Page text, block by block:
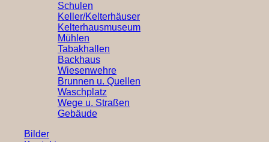
Schulen
Keller/Kelterhäuser
Kelterhausmuseum
Mühlen
Tabakhallen
Backhaus
Wiesenwehre
Brunnen u. Quellen
Waschplatz
Wege u. Straßen
Gebäude
Bilder